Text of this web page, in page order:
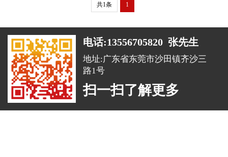
共1条 1
电话:13556705820 张先生
地址:广东省东莞市沙田镇齐沙三
路1号
扫一扫了解更多